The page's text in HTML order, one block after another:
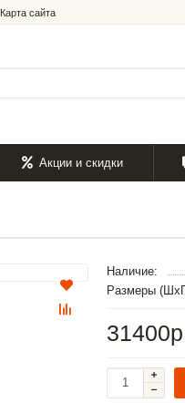
Карта сайта
Акции и скидки
Наличие:
Размеры